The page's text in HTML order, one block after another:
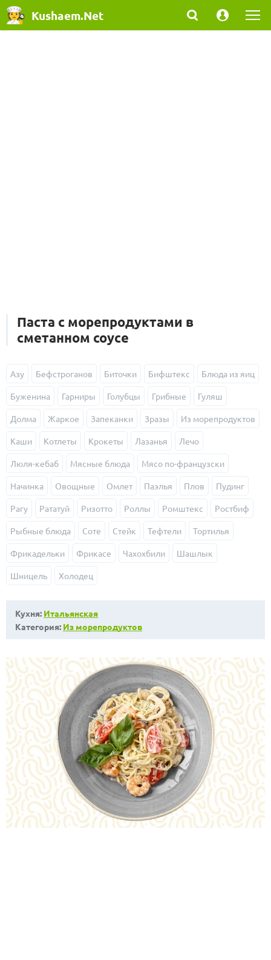
Kushaem.Net
Паста с морепродуктами в
сметанном соусе
Азу Бефстроганов Биточки Бифштекс Блюда из яиц
Буженина Гарниры Голубцы Грибные Гуляш
Долма Жаркое Запеканки Зразы Из морепродуктов
Каши Котлеты Крокеты Лазанья Лечо
Люля-кебаб Мясные блюда Мясо по-французски
Начинка Овощные Омлет Паэлья Плов Пудинг
Рагу Рататуй Ризотто Роллы Ромштекс Ростбиф
Рыбные блюда Соте Стейк Тефтели Тортилья
Фрикадельки Фрикасе Чахохбили Шашлык
Шницель Холодец
Кухня: Итальянская
Категория: Из морепродуктов